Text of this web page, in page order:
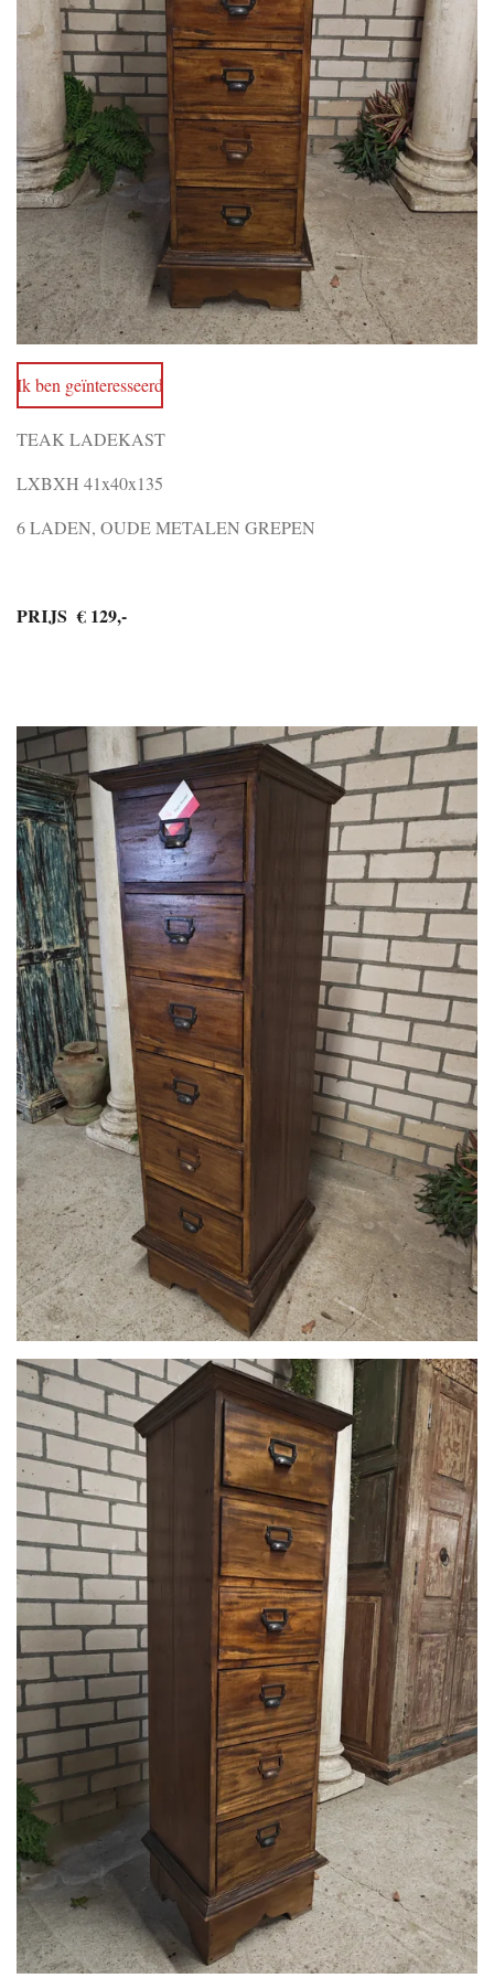
Ik ben geïnteresseerd
TEAK LADEKAST
LXBXH 41x40x135
6 LADEN, OUDE METALEN GREPEN
PRIJS € 129,-